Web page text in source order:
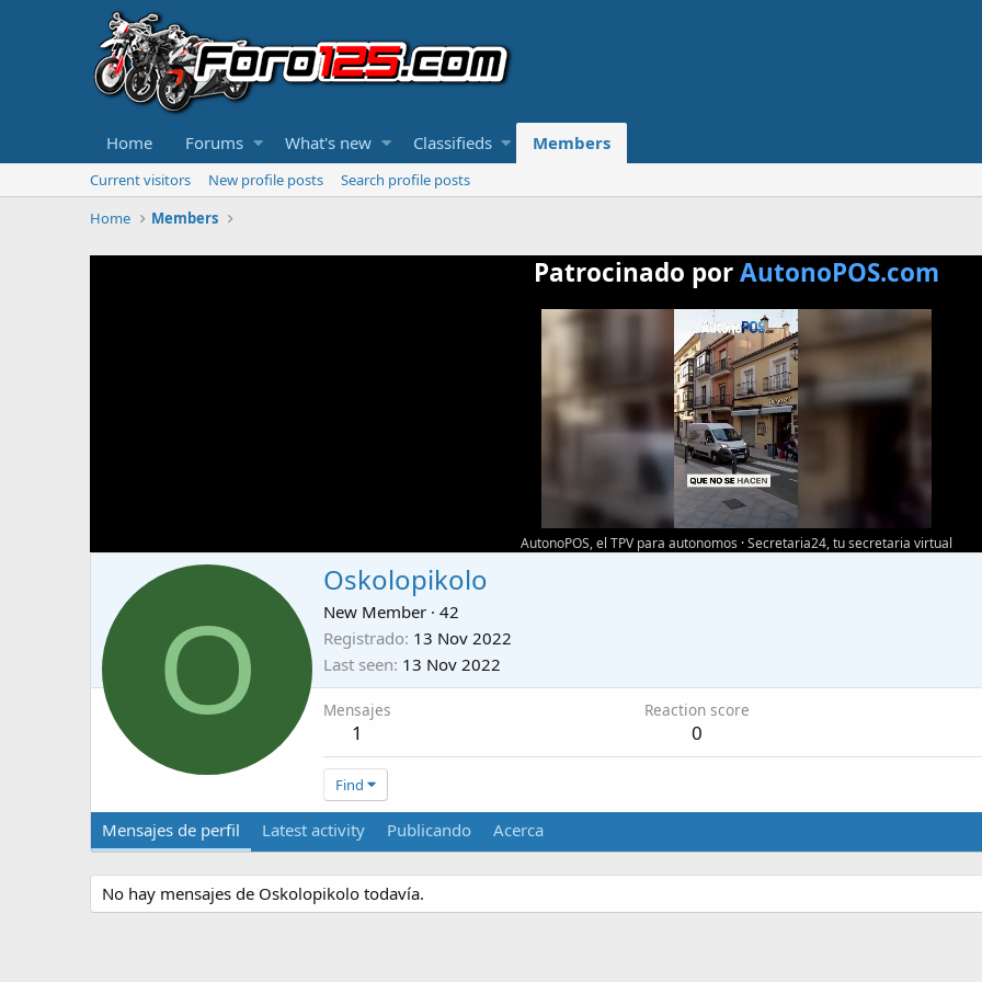
Home Forums What's new Classifieds Members
Current visitors New profile posts
Search profile posts
Home
Members
Patrocinado porAutonoPOS.com
AutonoPOS, el TPV para autonomos ·Secretaria24, tu secretaria virtual
O
Oskolopikolo
New Member · 42
Registrado 13 Nov 2022
Last seen 13 Nov 2022
Mensajes
1
Reaction score
0
Find
Mensajes de perfil Latest activity Publicando Acerca
No hay mensajes de Oskolopikolo todavía.